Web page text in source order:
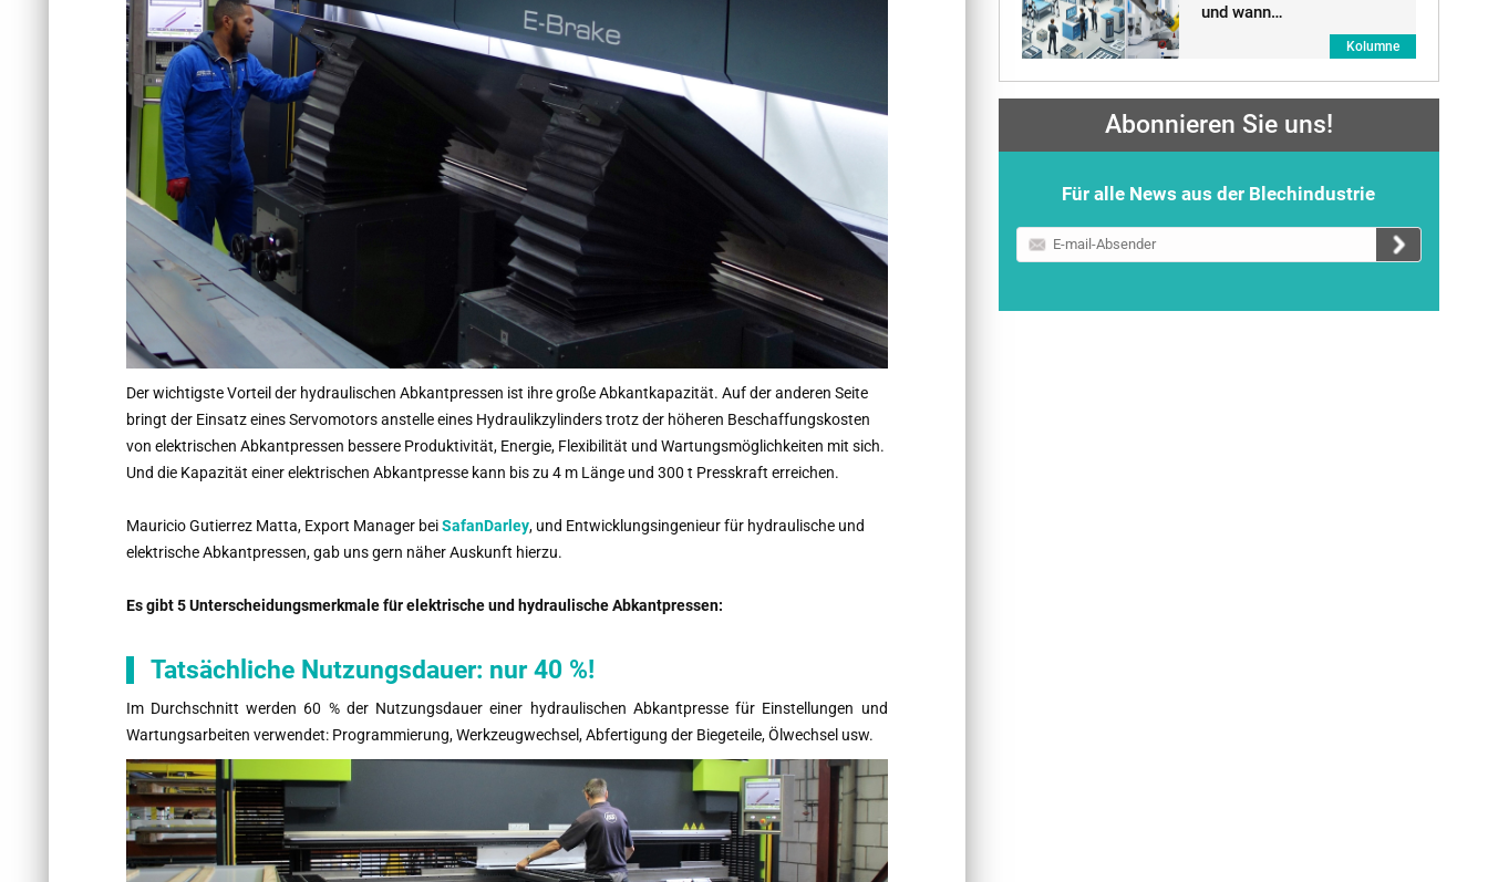
Der wichtigste Vorteil der hydraulischen Abkantpressen ist ihre große Abkantkapazität. Auf der anderen Seite
bringt der Einsatz eines Servomotors anstelle eines Hydraulikzylinders trotz der höheren Beschaffungskosten
von elektrischen Abkantpressen bessere Produktivität, Energie, Flexibilität und Wartungsmöglichkeiten mit sich.
Und die Kapazität einer elektrischen Abkantpresse kann bis zu 4 m Länge und 300 t Presskraft erreichen.
Mauricio Gutierrez Matta, Export Manager beiSafanDarley, und Entwicklungsingenieur für hydraulische und
elektrische Abkantpressen, gab uns gern näher Auskunft hierzu.
Es gibt 5 Unterscheidungsmerkmale für elektrische und hydraulische Abkantpressen:
Tatsächliche Nutzungsdauer: nur 40 %!
Im Durchschnitt werden 60 % der Nutzungsdauer einer hydraulischen Abkantpresse für Einstellungen und
Wartungsarbeiten verwendet: Programmierung, Werkzeugwechsel, Abfertigung der Biegeteile, Ölwechsel usw.
und wann…
Kolumne
Abonnieren Sie uns!
Für alle News aus der Blechindustrie
E-
mail-